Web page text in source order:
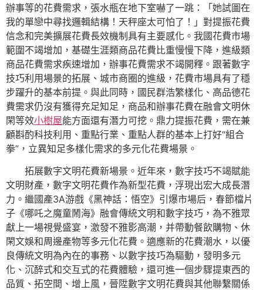
辦事等的花費需求，張水瓶在地下室嚇了一跳：「她試圖在
我的單戀中尋找邏輯結構！天秤座太可怕了！」對提振花費
信念和完美擴展花費長效機制具有主要感化。我國花費市場
範圍不竭增加，基礎生涯類商品花費比重慢慢下降，進級類
商品花費需求疾速增加，辦事花費需求不竭開釋。跟著數字
技巧利用場景的拓展、城市商圈的進級，花費市場具有了穩
步躍升的基本前提。與此同時，國民群浩繁樣化、高品德花
費需求仍沒有獲得充足知足，商品和辦事花費在融會文明休
閑等效小樹屋能方面還有潛力可挖。鼎力提振花費，需在兼
顧斟酌科技利用、重點行業、重點人群的基本上打好“組合
拳”，立異知足多樣化需求的多元化花費場景。
拓展數字文明花費新場景。近年來，數字技巧不竭賦能
文明財產，數字文明花費作為新型花費，浮現出宏大成長潛
力。繼國產3A游戲《黑神話：悟空》引爆市場后，春節檔片
子《哪吒之魔童鬧海》融會傳統文明和數字技巧，為不雅眾
獻上一場視覺盛宴，激發不雅影高潮，并帶動餐飲購物、休
閑文娛和周邊產物等多元化花費。適應新的花費潮水，以優
良傳統文明為內在的事務、以數字技巧為驅動，發明多元
化、沉醉式和交互式的花費體驗，還可進一個步驟提東西的
品質、拓空間、增上風，晉陞數字文明花費與其他聯繫關係